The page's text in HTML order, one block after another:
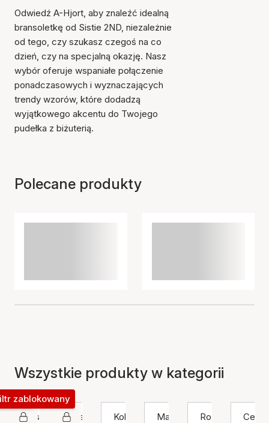
Odwiedź A-Hjort, aby znaleźć idealną
bransoletkę od Sistie 2ND, niezależnie
od tego, czy szukasz czegoś na co
dzień, czy na specjalną okazję. Nasz
wybór oferuje wspaniałe połączenie
ponadczasowych i wyznaczających
trendy wzorów, które dodadzą
wyjątkowego akcentu do Twojego
pudełka z biżuterią.
Polecane produkty
Wszystkie produkty w kategorii
Sistie 2nd Bransoletka
zablokowany
Kolor
Materiał Rozmiar Cena